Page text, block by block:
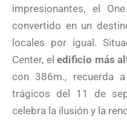
impresionantes, el
convertido en un
locales por igual.
Center, eledificio más
con 386m., recuerda
trágicos del 11 de
celebra la ilusión y la